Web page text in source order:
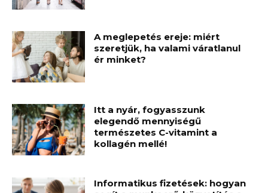
A meglepetés ereje: miért
szeretjük, ha valami váratlanul
ér minket?
Itt a nyár, fogyasszunk
elegendő mennyiségű
természetes C-vitamint a
kollagén mellé!
Informatikus fizetések: hogyan